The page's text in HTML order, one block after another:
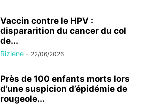
Vaccin contre le HPV :
dispararition du cancer du col
de...
Rizlene - 22/06/2026
Près de 100 enfants morts lors
d’une suspicion d’épidémie de
rougeole...